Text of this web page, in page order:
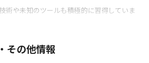
術や未知のツールも積極的に習得していま
、課題解決に向けて、自ら動ける方
素を、周囲と連携し解決できること＝ポジ
その他情報